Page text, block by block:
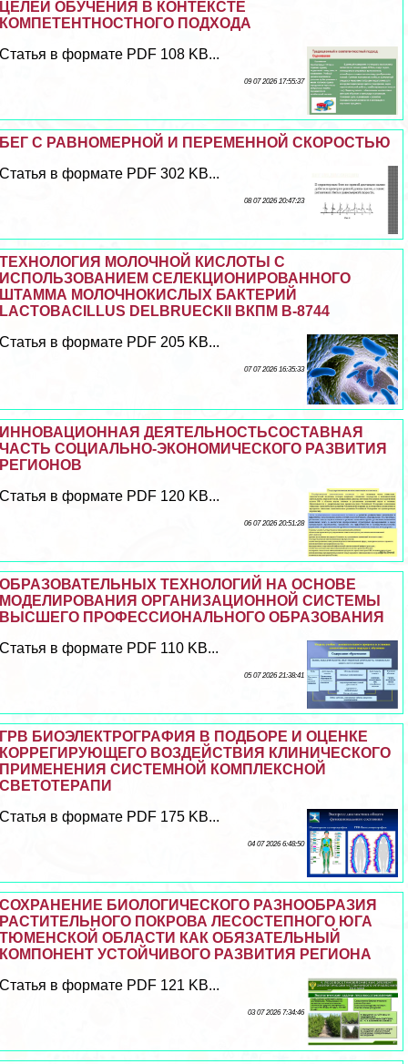
ЦЕЛЕЙ ОБУЧЕНИЯ В КОНТЕКСТЕ
КОМПЕТЕНТНОСТНОГО ПОДХОДА
Статья в формате PDF 108 KB...
09 07 2026 17:55:37
БЕГ С РАВНОМЕРНОЙ И ПЕРЕМЕННОЙ СКОРОСТЬЮ
Статья в формате PDF 302 KB...
08 07 2026 20:47:23
ТЕХНОЛОГИЯ МОЛОЧНОЙ КИСЛОТЫ С
ИСПОЛЬЗОВАНИЕМ СЕЛЕКЦИОНИРОВАННОГО
ШТАММА МОЛОЧНОКИСЛЫХ БАКТЕРИЙ
LACTOBACILLUS DELBRUECKII ВКПМ В-8744
Статья в формате PDF 205 KB...
07 07 2026 16:35:33
ИННОВАЦИОННАЯ ДЕЯТЕЛЬНОСТЬСОСТАВНАЯ
ЧАСТЬ СОЦИАЛЬНО-ЭКОНОМИЧЕСКОГО РАЗВИТИЯ
РЕГИОНОВ
Статья в формате PDF 120 KB...
06 07 2026 20:51:28
ОБРАЗОВАТЕЛЬНЫХ ТЕХНОЛОГИЙ НА ОСНОВЕ
МОДЕЛИРОВАНИЯ ОРГАНИЗАЦИОННОЙ СИСТЕМЫ
ВЫСШЕГО ПРОФЕССИОНАЛЬНОГО ОБРАЗОВАНИЯ
Статья в формате PDF 110 KB...
05 07 2026 21:38:41
ГРВ БИОЭЛЕКТРОГРАФИЯ В ПОДБОРЕ И ОЦЕНКЕ
КОРРЕГИРУЮЩЕГО ВОЗДЕЙСТВИЯ КЛИНИЧЕСКОГО
ПРИМЕНЕНИЯ СИСТЕМНОЙ КОМПЛЕКСНОЙ
СВЕТОТЕРАПИ
Статья в формате PDF 175 KB...
04 07 2026 6:48:50
СОХРАНЕНИЕ БИОЛОГИЧЕСКОГО РАЗНООБРАЗИЯ
РАСТИТЕЛЬНОГО ПОКРОВА ЛЕСОСТЕПНОГО ЮГА
ТЮМЕНСКОЙ ОБЛАСТИ КАК ОБЯЗАТЕЛЬНЫЙ
КОМПОНЕНТ УСТОЙЧИВОГО РАЗВИТИЯ РЕГИОНА
Статья в формате PDF 121 KB...
03 07 2026 7:34:46